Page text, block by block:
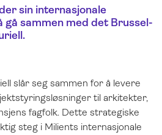
sin internasjonale
sammen med det Brussel-
slår seg sammen for å levere
til arkitekter,
fagfolk. Dette strategiske
steg i Milients internasjonale